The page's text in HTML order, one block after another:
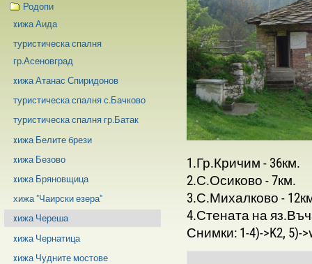
1.Гр.Кричим - 36км.
2.С.Осиково - 7км.
3.С.Михалково -
4.Стената на
Снимки: 1-4)->K2, 5)-
Родопи
xижа Аида
туристическа спалня
гр.Асеновград
xижа Атанас Спиридонов
туристическа спалня с.Бачково
туристическа спалня гр.Батак
xижа Белите брези
xижа Безово
xижа Бряновщица
хижа "Чаирски езера"
xижа Череша
xижа Чернатица
xижа Чудните мостове